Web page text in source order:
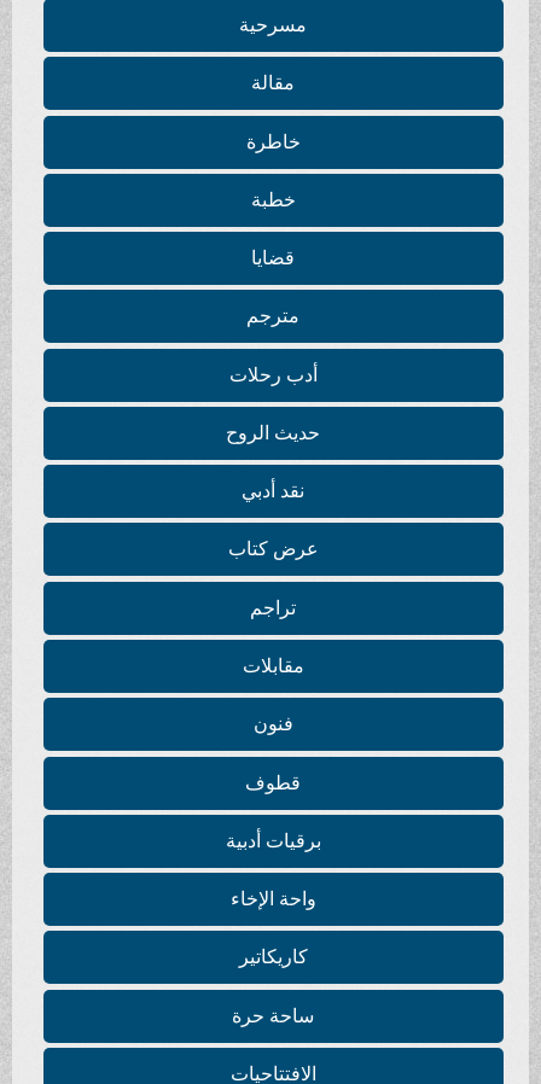
مسرحية
مقالة
خاطرة
خطبة
قضايا
مترجم
أدب رحلات
حديث الروح
نقد أدبي
عرض كتاب
تراجم
مقابلات
فنون
قطوف
برقيات أدبية
واحة الإخاء
كاريكاتير
ساحة حرة
الافتتاحيات